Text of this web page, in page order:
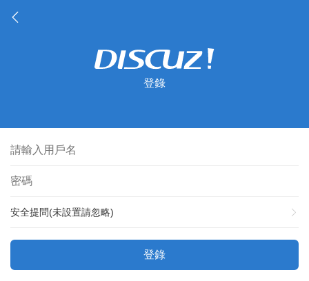
登錄
安全提問(未設置請忽略)
登錄